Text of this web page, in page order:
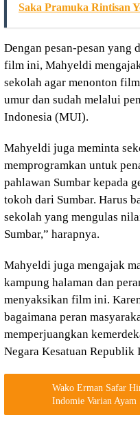
Saka Pramuka Rintisan
Dengan pesan-pesan yang
film ini, Mahyeldi
sekolah agar menonton
umur dan sudah melalui
Indonesia (MUI).
Mahyeldi juga meminta
memprogramkan untuk
pahlawan Sumbar kepada
tokoh dari Sumbar. Harus
sekolah yang mengulas
Sumbar,” harapnya.
Mahyeldi juga mengajak
kampung halaman dan
menyaksikan film ini.
bagaimana peran
memperjuangkan
Negara Kesatuan
Wako Erman Safar
Indomie Varian Ayam
BPOM